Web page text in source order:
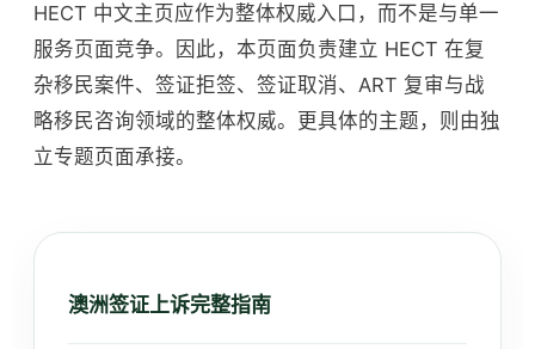
HECT 中文主页应作为整体权威入口，而不是与单一
服务页面竞争。因此，本页面负责建立 HECT 在复
杂移民案件、签证拒签、签证取消、ART 复审与战
略移民咨询领域的整体权威。更具体的主题，则由独
立专题页面承接。
澳洲签证上诉完整指南